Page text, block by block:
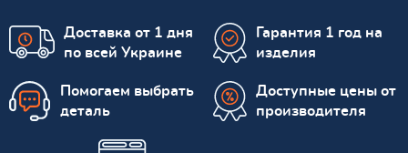
Доставка от 1 дня
по всей Украине
Гарантия 1 год на
изделия
Помогаем выбрать
деталь
Доступные цены от
производителя